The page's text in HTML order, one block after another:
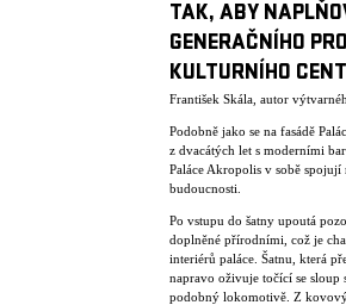
TAK, ABY
GENERAČNÍHO
KULTURNÍHO
František Skála, autor
Podobně jako se na fasádě
z dvacátých let s moderními
Paláce Akropolis v sobě spojují
budoucnosti.
Po vstupu do šatny upoutá
doplněné přírodními, což je
interiérů paláce. Šatnu, která
napravo oživuje točící se sloup
podobný lokomotivě. Z